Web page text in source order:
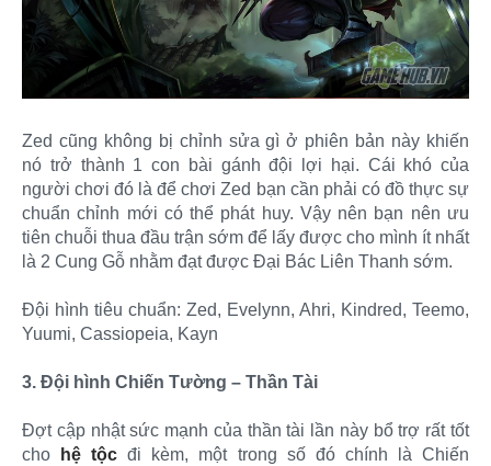
Zed cũng không bị chỉnh sửa gì ở phiên bản này khiến
nó trở thành 1 con bài gánh đội lợi hại. Cái khó của
người chơi đó là để chơi Zed bạn cần phải có đồ thực sự
chuẩn chỉnh mới có thể phát huy. Vậy nên bạn nên ưu
tiên chuỗi thua đầu trận sớm để lấy được cho mình ít nhất
là 2 Cung Gỗ nhằm đạt được Đại Bác Liên Thanh sớm.
Đội hình tiêu chuẩn: Zed, Evelynn, Ahri, Kindred, Teemo,
Yuumi, Cassiopeia, Kayn
3. Đội hình Chiến Tường – Thần Tài
Đợt cập nhật sức mạnh của thần tài lần này bổ trợ rất tốt
cho
hệ tộc đi kèm, một trong số đó chính là Chiến